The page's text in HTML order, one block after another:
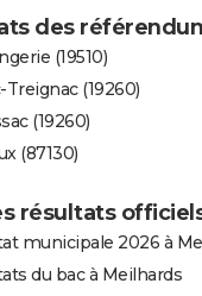
des
(19510)
Treignac (19260)
(19260)
(87130)
résultats
municipale 2026 à
du bac à Meilhards